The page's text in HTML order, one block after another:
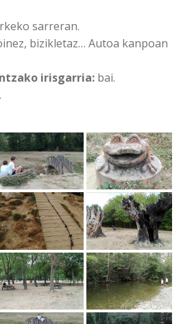
sarreran.
bizikletaz… Autoa kanpoan
irisgarria: bai.